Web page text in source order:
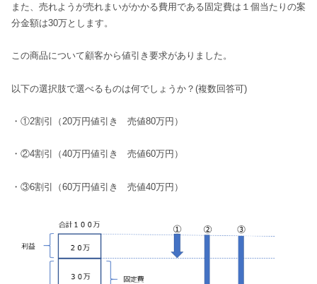
また、売れようが売れまいがかかる費用である固定費は１個当たりの案
分金額は30万とします。
この商品について顧客から値引き要求がありました。
以下の選択肢で選べるものは何でしょうか？(複数回答可)
・①2割引（20万円値引き 売値80万円）
・②4割引（40万円値引き 売値60万円）
・③6割引（60万円値引き 売値40万円）